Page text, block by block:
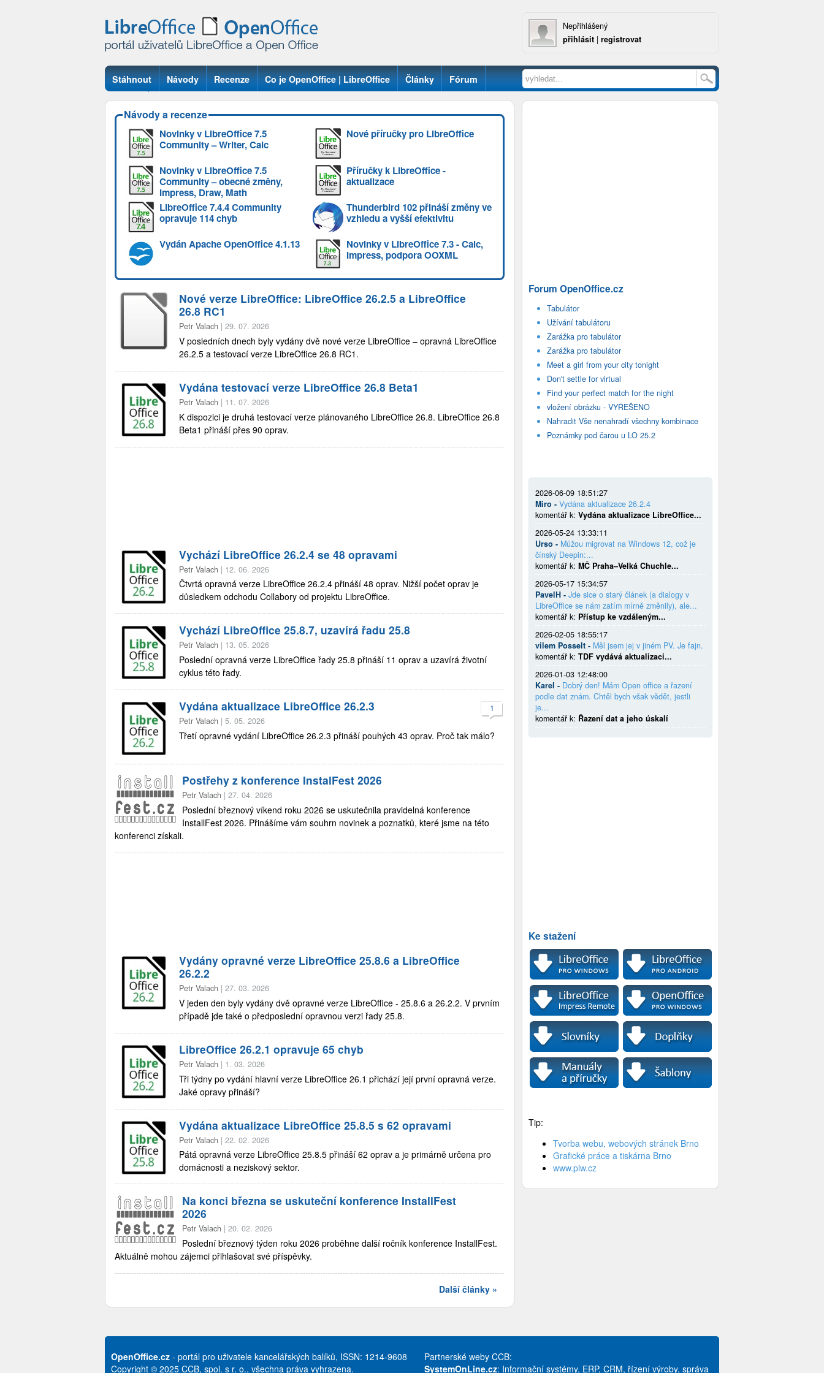
Nepřihlášený
přihlásit | registrovat
Stáhnout Návody Recenze Co je OpenOffice | LibreOffice Články Fórum
Otázky
Návody a recenze
Novinky v LibreOffice 7.5
Community – Writer, Calc
Nové příručky pro LibreOffice
Novinky v LibreOffice 7.5
Community – obecné změny,
Impress, Draw, Math
Příručky k LibreOffice -
aktualizace
LibreOffice 7.4.4 Community
opravuje 114 chyb
Thunderbird 102 přináší změny ve
vzhledu a vyšší efektivitu
Vydán Apache OpenOffice 4.1.13
Novinky v LibreOffice 7.3 - Calc,
Impress, podpora OOXML
Nové verze LibreOffice: LibreOffice 26.2.5 a LibreOffice
26.8 RC1
Petr Valach | 29. 07. 2026
V posledních dnech byly vydány dvě nové verze LibreOffice – opravná LibreOffice
26.2.5 a testovací verze LibreOffice 26.8 RC1.
Vydána testovací verze LibreOffice 26.8 Beta1
Petr Valach | 11. 07. 2026
K dispozici je druhá testovací verze plánovaného LibreOffice 26.8. LibreOffice 26.8
Beta1 přináší přes 90 oprav.
Vychází LibreOffice 26.2.4 se 48 opravami
Petr Valach | 12. 06. 2026
Čtvrtá opravná verze LibreOffice 26.2.4 přináší 48 oprav. Nižší počet oprav je
důsledkem odchodu Collabory od projektu LibreOffice.
Vychází LibreOffice 25.8.7, uzavírá řadu 25.8
Petr Valach | 13. 05. 2026
Poslední opravná verze LibreOffice řady 25.8 přináší 11 oprav a uzavírá životní
cyklus této řady.
Vydána aktualizace LibreOffice 26.2.3
1
Petr Valach | 5. 05. 2026
Třetí opravné vydání LibreOffice 26.2.3 přináší pouhých 43 oprav. Proč tak málo?
Postřehy z konference InstalFest 2026
Petr Valach | 27. 04. 2026
Poslední březnový víkend roku 2026 se uskutečnila pravidelná konference
InstallFest 2026. Přinášíme vám souhrn novinek a poznatků, které jsme na této
konferenci získali.
Vydány opravné verze LibreOffice 25.8.6 a LibreOffice
26.2.2
Petr Valach | 27. 03. 2026
V jeden den byly vydány dvě opravné verze LibreOffice - 25.8.6 a 26.2.2. V prvním
případě jde také o předposlední opravnou verzi řady 25.8.
LibreOffice 26.2.1 opravuje 65 chyb
Petr Valach | 1. 03. 2026
Tři týdny po vydání hlavní verze LibreOffice 26.1 přichází její první opravná verze.
Jaké opravy přináší?
Vydána aktualizace LibreOffice 25.8.5 s 62 opravami
Petr Valach | 22. 02. 2026
Pátá opravná verze LibreOffice 25.8.5 přináší 62 oprav a je primárně určena pro
domácnosti a neziskový sektor.
Na konci března se uskuteční konference InstallFest
2026
Petr Valach | 20. 02. 2026
Poslední březnový týden roku 2026 proběhne další ročník konference InstallFest.
Aktuálně mohou zájemci přihlašovat své příspěvky.
Další články »
Forum OpenOffice.cz
Tabulátor
Užívání tabulátoru
Zarážka pro tabulátor
Zarážka pro tabulátor
Meet a girl from your city tonight
Don't settle for virtual
Find your perfect match for the night
vložení obrázku - VYŘEŠENO
Nahradit Vše nenahradí všechny kombinace
Poznámky pod čarou u LO 25.2
2026-06-09 18:51:27
Miro - Vydána aktualizace 26.2.4
komentář k: Vydána aktualizace LibreOffice...
2026-05-24 13:33:11
Urso - Můžou migrovat na Windows 12, což je
čínský Deepin:...
komentář k: MČ Praha–Velká Chuchle...
2026-05-17 15:34:57
PavelH - Jde sice o starý článek (a dialogy v
LibreOffice se nám zatím mírně změnily), ale...
komentář k: Přístup ke vzdáleným...
2026-02-05 18:55:17
vilem Posselt - Měl jsem jej v jiném PV. Je fajn.
komentář k: TDF vydává aktualizaci...
2026-01-03 12:48:00
Karel - Dobrý den! Mám Open office a řazení
podle dat znám. Chtěl bych však vědět, jestli
je...
komentář k: Řazení dat a jeho úskalí
Ke stažení
Tip:
Tvorba webu, webových stránek Brno
Grafické práce a tiskárna Brno
www.piw.cz
OpenOffice.cz - portál pro uživatele kancelářských balíků, ISSN: 1214-9608
Copyright © 2025 CCB, spol. s r. o., všechna práva vyhrazena.
Partnerské weby CCB:
SystemOnLine.cz: Informační systémy, ERP, CRM, řízení výroby, správa